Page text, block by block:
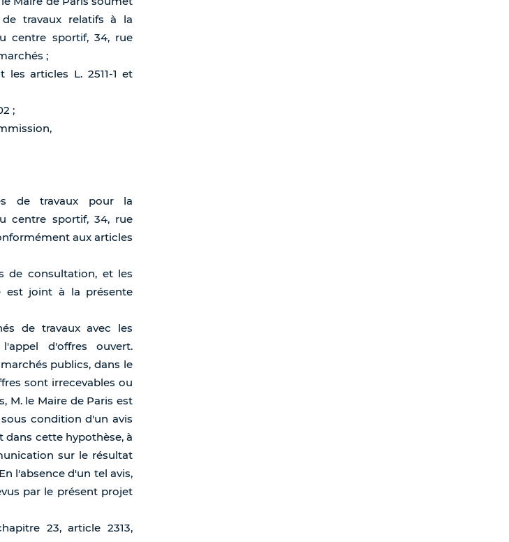
travaux relatifs à la
centre sportif, 34, rue
;
articles L. 2511-1 et
;
de travaux pour la
centre sportif, 34, rue
aux articles
de consultation, et les
est joint à la présente
de travaux avec les
d'offres ouvert.
publics, dans le
sont irrecevables ou
M. le Maire de Paris est
condition d'un avis
dans cette hypothèse, à
sur le résultat
l'absence d'un tel avis,
par le présent projet
23, article 2313,